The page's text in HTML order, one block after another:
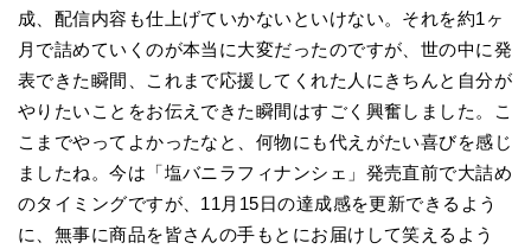
成、配信内容も仕上げていかないといけない。それを約1ヶ
月で詰めていくのが本当に大変だったのですが、世の中に発
表できた瞬間、これまで応援してくれた人にきちんと自分が
やりたいことをお伝えできた瞬間はすごく興奮しました。こ
こまでやってよかったなと、何物にも代えがたい喜びを感じ
ましたね。今は「塩バニラフィナンシェ」発売直前で大詰め
のタイミングですが、11月15日の達成感を更新できるよう
に、無事に商品を皆さんの手もとにお届けして笑えるよう